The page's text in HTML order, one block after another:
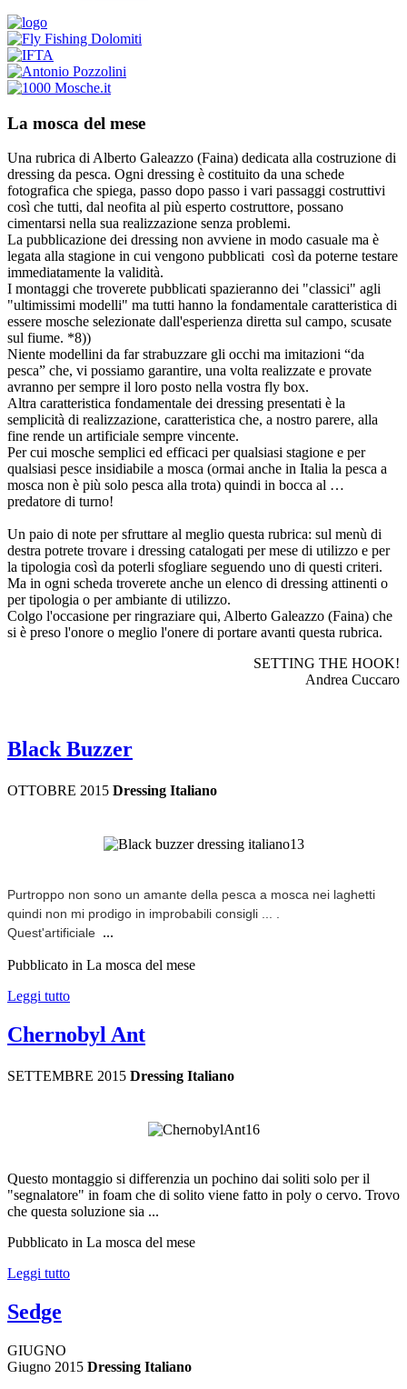
La mosca del mese
Una rubrica di Alberto Galeazzo (Faina) dedicata alla costruzione di
dressing da pesca. Ogni dressing è costituito da una schede
fotografica che spiega, passo dopo passo i vari passaggi costruttivi
così che tutti, dal neofita al più esperto costruttore, possano
cimentarsi nella sua realizzazione senza problemi.
La pubblicazione dei dressing non avviene in modo casuale ma è
legata alla stagione in cui vengono pubblicati così da poterne testare
immediatamente la validità.
I montaggi che troverete pubblicati spazieranno dei "classici" agli
"ultimissimi modelli" ma tutti hanno la fondamentale caratteristica di
essere mosche selezionate dall'esperienza diretta sul campo, scusate
sul fiume. *8))
Niente modellini da far strabuzzare gli occhi ma imitazioni “da
pesca” che, vi possiamo garantire, una volta realizzate e provate
avranno per sempre il loro posto nella vostra fly box.
Altra caratteristica fondamentale dei dressing presentati è la
semplicità di realizzazione, caratteristica che, a nostro parere, alla
fine rende un artificiale sempre vincente.
Per cui mosche semplici ed efficaci per qualsiasi stagione e per
qualsiasi pesce insidiabile a mosca (ormai anche in Italia la pesca a
mosca non è più solo pesca alla trota) quindi in bocca al …
predatore di turno!
Un paio di note per sfruttare al meglio questa rubrica: sul menù di
destra potrete trovare i dressing catalogati per mese di utilizzo e per
la tipologia così da poterli sfogliare seguendo uno di questi criteri.
Ma in ogni scheda troverete anche un elenco di dressing attinenti o
per tipologia o per ambiante di utilizzo.
Colgo l'occasione per ringraziare qui, Alberto Galeazzo (Faina) che
si è preso l'onore o meglio l'onere di portare avanti questa rubrica.
SETTING THE HOOK!
Andrea Cuccaro
Black Buzzer
OTTOBRE 2015 Dressing Italiano
Purtroppo non sono un amante della pesca a mosca nei laghetti
quindi non mi prodigo in improbabili consigli ... .
Quest'artificiale ...
Pubblicato in La mosca del mese
Leggi tutto
Chernobyl Ant
SETTEMBRE 2015 Dressing Italiano
Questo montaggio si differenzia un pochino dai soliti solo per il
"segnalatore" in foam che di solito viene fatto in poly o cervo. Trovo
che questa soluzione sia ...
Pubblicato in La mosca del mese
Leggi tutto
Sedge
GIUGNO
Giugno 2015 Dressing Italiano